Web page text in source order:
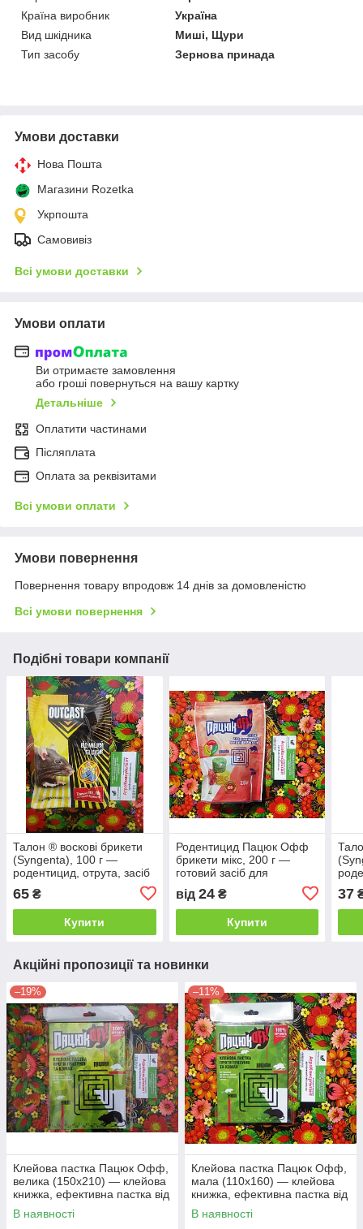
Країна виробник
Україна
Вид шкідника
Миші, Щури
Тип засобу
Зернова принада
Умови доставки
Нова Пошта
Магазини Rozetka
Укрпошта
Самовивіз
Всі умови доставки
Умови оплати
Ви отримаєте замовлення
або гроші повернуться на вашу картку
Детальніше
Оплатити частинами
Післяплата
Оплата за реквізитами
Всі умови оплати
Умови повернення
Повернення товару впродовж 14 днів за домовленістю
Всі умови повернення
Подібні товари компанії
Талон ® воскові брикети
(Syngenta), 100 г —
родентицид, отрута, засіб
для боротьби з мишами та
щурами проти мишей
пацюків
65 ₴
Купити
Родентицид Пацюк Офф
брикети мікс, 200 г —
готовий засіб для
щурами
від 24₴
Купити
37
Акційні пропозиції та новинки
–19%
Клейова пастка Пацюк Офф,
велика (150х210) — клейова
книжка, ефективна пастка від
гризунів та комах
В наявності
–11%
Клейова пастка Пацюк Офф,
мала (110х160) — клейова
книжка, ефективна пастка від
гризунів та комах
В наявності